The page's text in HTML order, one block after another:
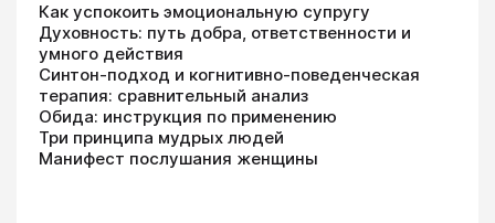
Как успокоить эмоциональную супругу
Духовность: путь добра, ответственности и
умного действия
Синтон-подход и когнитивно-поведенческая
терапия: сравнительный анализ
Обида: инструкция по применению
Три принципа мудрых людей
Манифест послушания женщины